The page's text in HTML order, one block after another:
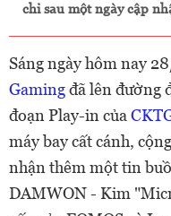
chỉ sau một ngày cập
Sáng ngày hôm nay
Gamingđã lên đường
đoạn Play-in của
máy bay cất cánh,
nhận thêm một tin
DAMWON - Kim